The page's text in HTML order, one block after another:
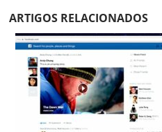
ARTIGOS RELACIONADOS